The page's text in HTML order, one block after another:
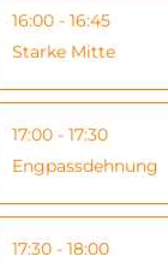
16:00 - 16:45
Starke Mitte
17:00 - 17:30
Engpassdehnung
17:30 - 18:00